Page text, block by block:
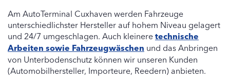
Am AutoTerminal Cuxhaven werden Fahrzeuge
unterschiedlichster Hersteller auf hohem Niveau gelagert
und 24/7 umgeschlagen. Auch kleineretechnische
Arbeiten sowie Fahrzeugwäschen und das Anbringen
von Unterbodenschutz können wir unseren Kunden
(Automobilhersteller, Importeure, Reedern) anbieten.